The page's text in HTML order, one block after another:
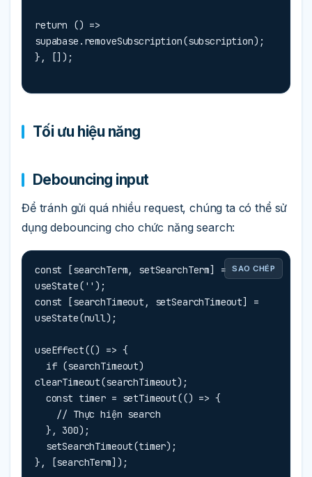
return () =>
supabase.removeSubscription(subscription);
}, []);
Tối ưu hiệu năng
Debouncing input
Để tránh gửi quá nhiều request, chúng ta có thể sử
dụng debouncing cho chức năng search:
SAO CHÉP
const [searchTerm, setSearchTerm] =
useState('');
const [searchTimeout, setSearchTimeout] =
useState(null);
useEffect(() => {
clearTimeout(searchTimeout);
}, [searchTerm]);